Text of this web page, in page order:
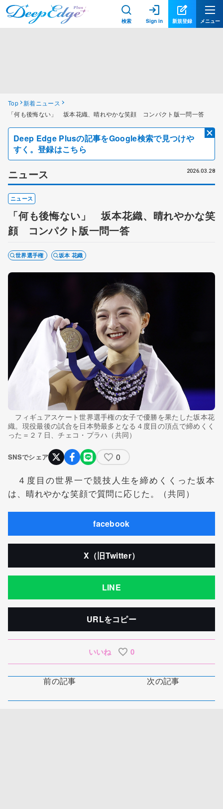
検索 Sign in 新規登録 メニュー
Top 新着ニュース
「何も後悔ない」 坂本花織、晴れやかな笑顔 コンパクト版一問一答
Deep Edge Plusの記事をGoogle検索で見つけや
すく。登録はこちら
ニュース 2026.03.28
ニュース
「何も後悔ない」 坂本花織、晴れやかな笑
顔 コンパクト版一問一答
世界選手権 坂本 花織
フィギュアスケート世界選手権の女子で優勝を果たした坂本花
織。現役最後の試合を日本勢最多となる４度目の頂点で締めくく
った＝２７日、チェコ・プラハ（共同）
SNSでシェア 0
４度目の世界一で競技人生を締めくくった坂本
は、晴れやかな笑顔で質問に応じた。（共同）
facebook
X（旧Twitter）
LINE
URLをコピー
いいね 0
前の記事 次の記事